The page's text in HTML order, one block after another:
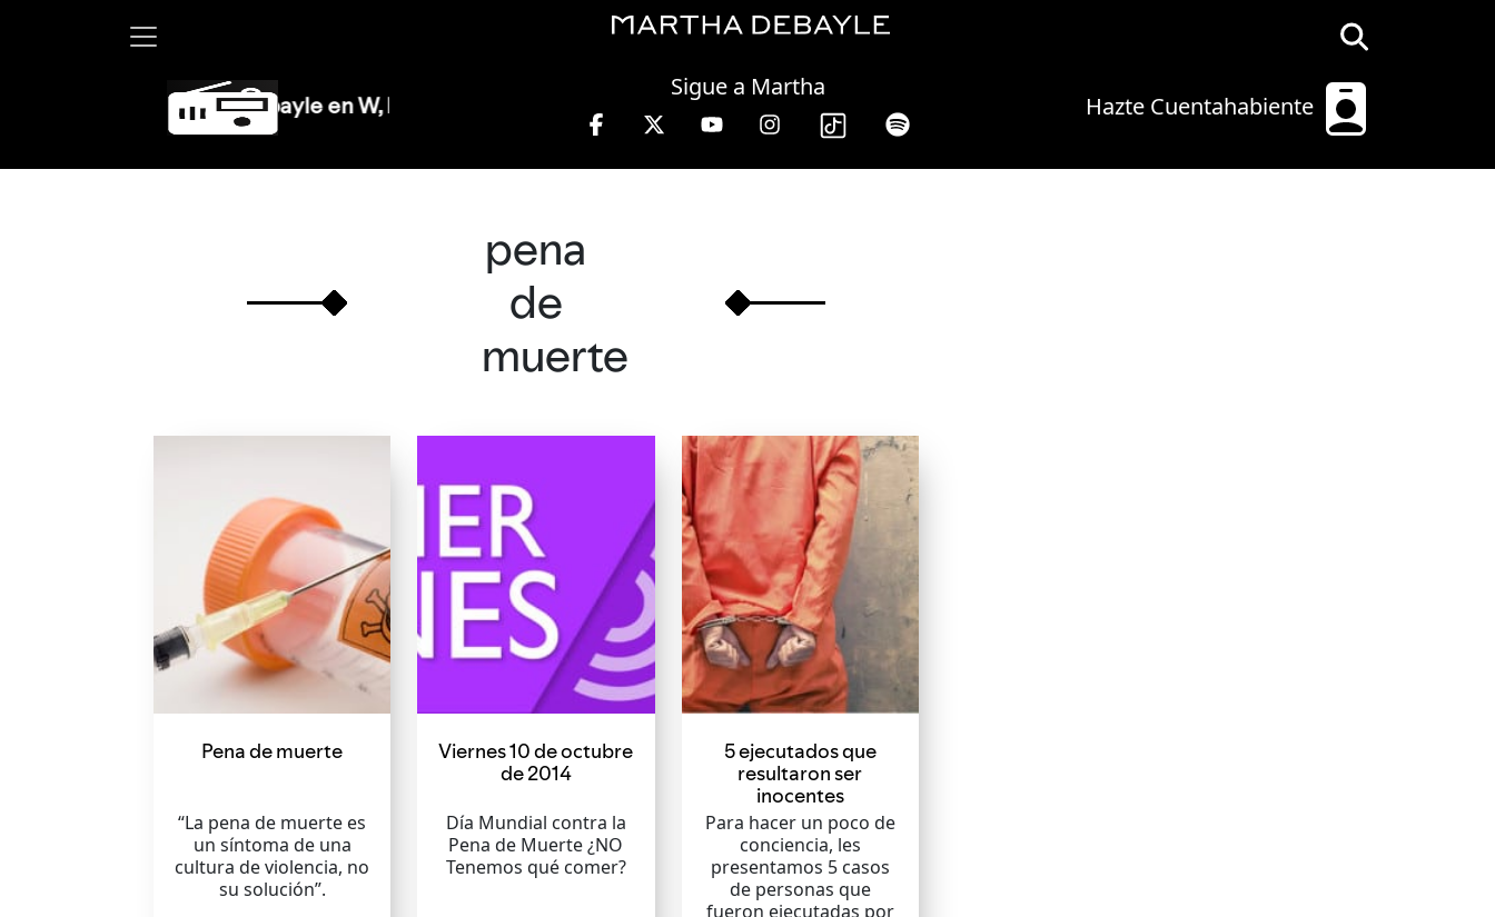
Hazte Cuentahabiente
Sigue a Martha
Martha Debayle en W, lunes a viernes de 10 a 13 hrs.
pena
de
muerte
Pena de muerte
“La pena de muerte es
un síntoma de una
cultura de violencia, no
su solución”.
Viernes 10 de octubre
de 2014
Día Mundial contra la
Pena de Muerte ¿NO
Tenemos qué comer?
5 ejecutados que
resultaron ser
inocentes
Para hacer un poco de
conciencia, les
presentamos 5 casos
de personas que
fueron ejecutadas por